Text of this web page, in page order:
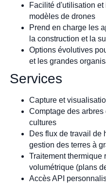
Facilité d'utilisation
modèles de drones
Prend en charge les
la construction et la
Options évolutives
et les grandes
Services
Capture et
Comptage des
cultures
Des flux de travail de
gestion des terres à
Traitement thermique
volumétrique (plans
Accès API